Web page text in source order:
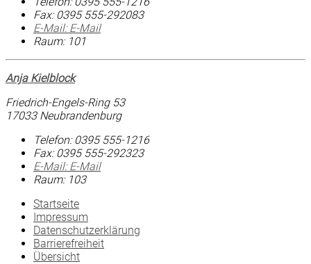
Fax:0395 555-292083
E-Mail: E-Mail
Raum: 101
Anja Kielblock
Friedrich-Engels-Ring 53
17033 Neubrandenburg
Telefon:0395 555-1216
Fax:0395 555-292323
E-Mail: E-Mail
Raum: 103
Startseite
Impressum
Datenschutzerklärung
Barrierefreiheit
Übersicht